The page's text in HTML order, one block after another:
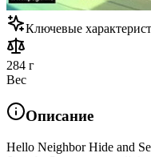
Ключевые
284 г
Вес
Описание
Hello Neighbor Hide and